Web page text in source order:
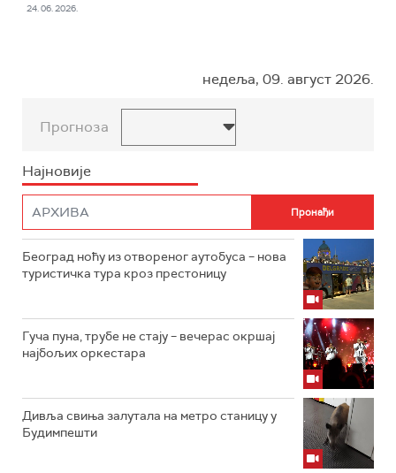
24. 06. 2026.
недеља, 09. август 2026.
Прогноза
Најновије
Београд ноћу из отвореног аутобуса – нова
туристичка тура кроз престоницу
Гуча пуна, трубе не стају – вечерас окршај
најбољих оркестара
Дивља свиња залутала на метро станицу у
Будимпешти